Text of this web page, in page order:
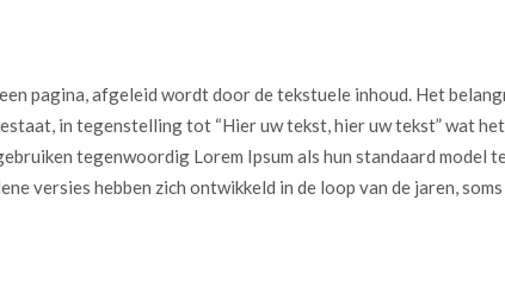
pagina, afgeleid wordt door de tekstuele inhoud. Het
in tegenstelling tot “Hier uw tekst, hier uw tekst” wat
tegenwoordig Lorem Ipsum als hun standaard model
versies hebben zich ontwikkeld in de loop van de jaren,